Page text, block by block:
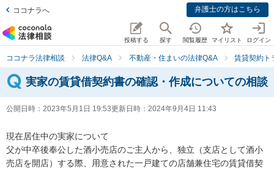
ココナラへ 弁護士の方はこちら
投稿する 探す 閲覧履歴 マイリスト ログイン
ココナラ法律相談 法律Q&A 不動産・住まいの法律Q&A 賃貸契約ト
実家の賃貸借契約書の確認・作成についての相談
公開日時： 2023年5月1日 19:53更新日時： 2024年9月4日 11:43
現在居住中の実家について
父が中卒後奉公した酒小売店のご主人から、独立（支店として酒小
売店を開店）する際、用意された一戸建ての店舗兼住宅の賃貸借契